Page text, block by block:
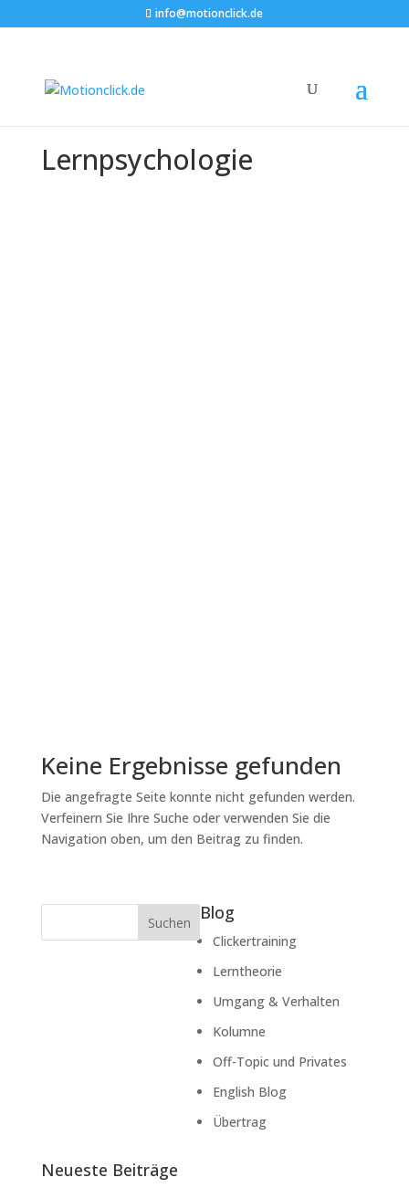
info@motionclick.de
Lernpsychologie
Keine Ergebnisse gefunden
Die angefragte Seite konnte nicht gefunden werden.
Verfeinern Sie Ihre Suche oder verwenden Sie die
Navigation oben, um den Beitrag zu finden.
Suchen Blog
Clickertraining
Lerntheorie
Umgang & Verhalten
Kolumne
Off-Topic und Privates
English Blog
Übertrag
Neueste Beiträge